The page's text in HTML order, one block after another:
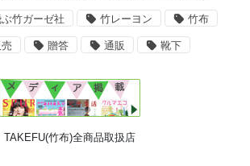
竹ガーゼ社 竹レーヨン 竹布
贈答 通販 靴下
TAKEFU(竹布)全商品取扱店